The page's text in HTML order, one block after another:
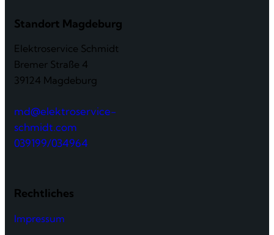
Standort Magdeburg
Elektroservice Schmidt
Bremer Straße 4
39124 Magdeburg
md@elektroservice-
schmidt.com
039199/034964
Rechtliches
Impressum